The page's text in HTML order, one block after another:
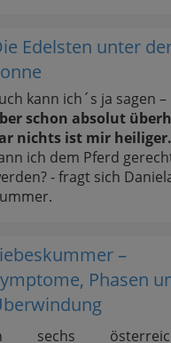
Edelsten unter
kann ich´s ja sagen –
schon absolut
nichts ist mir
ich dem Pferd
- fragt sich
–
Phasen
sechs